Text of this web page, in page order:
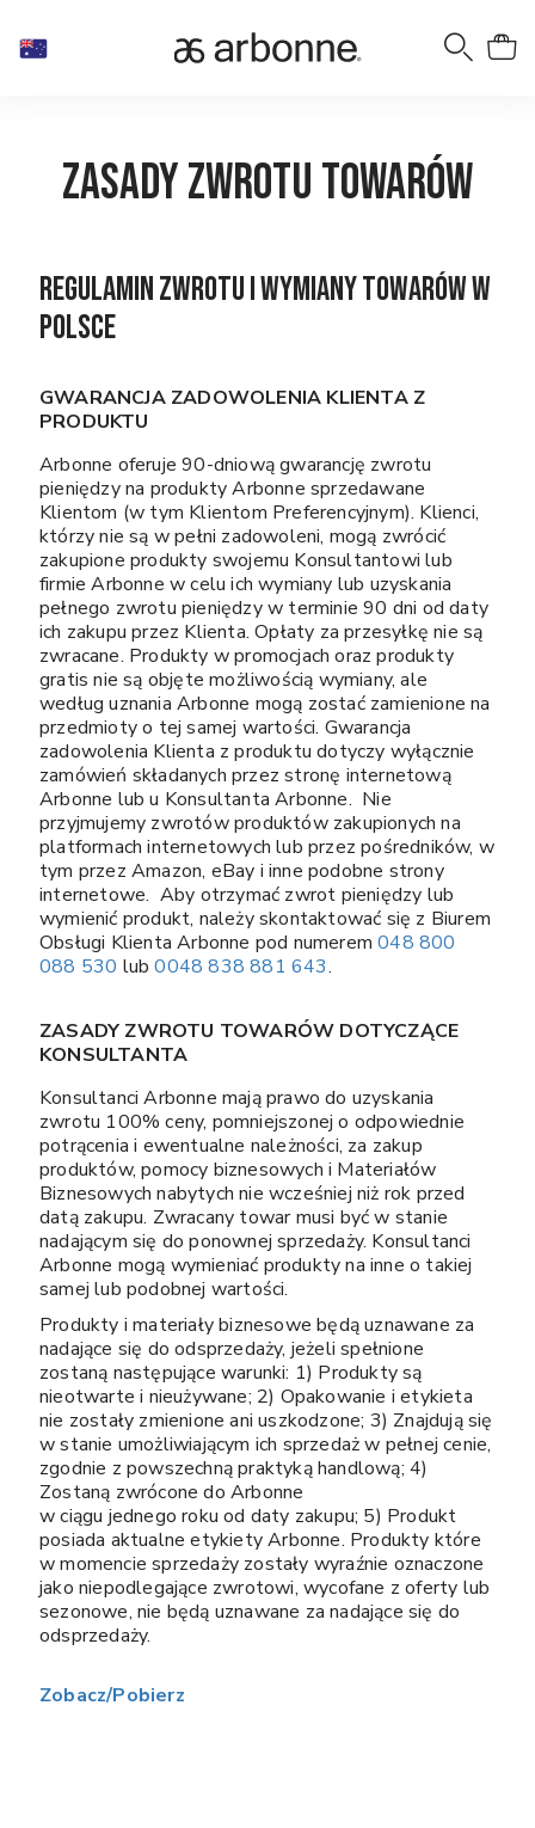
Zasady zwrotu towarów
Regulamin zwrotu i wymiany towarów w
Polsce
GWARANCJA ZADOWOLENIA KLIENTA Z
PRODUKTU
Arbonne oferuje 90-dniową gwarancję zwrotu
pieniędzy na produkty Arbonne sprzedawane
Klientom (w tym Klientom Preferencyjnym). Klienci,
którzy nie są w pełni zadowoleni, mogą zwrócić
zakupione produkty swojemu Konsultantowi lub
firmie Arbonne w celu ich wymiany lub uzyskania
pełnego zwrotu pieniędzy w terminie 90 dni od daty
ich zakupu przez Klienta. Opłaty za przesyłkę nie są
zwracane. Produkty w promocjach oraz produkty
gratis nie są objęte możliwością wymiany, ale
według uznania Arbonne mogą zostać zamienione na
przedmioty o tej samej wartości. Gwarancja
zadowolenia Klienta z produktu dotyczy wyłącznie
zamówień składanych przez stronę internetową
Arbonne lub u Konsultanta Arbonne. Nie
przyjmujemy zwrotów produktów zakupionych na
platformach internetowych lub przez pośredników, w
tym przez Amazon, eBay i inne podobne strony
internetowe. Aby otrzymać zwrot pieniędzy lub
wymienić produkt, należy skontaktować się z Biurem
Obsługi Klienta Arbonne pod numerem048 800
088 530 lub0048 838 881 643.
ZASADY ZWROTU TOWARÓW DOTYCZĄCE
KONSULTANTA
Konsultanci Arbonne mają prawo do uzyskania
zwrotu 100% ceny, pomniejszonej o odpowiednie
potrącenia i ewentualne należności, za zakup
produktów, pomocy biznesowych i Materiałów
Biznesowych nabytych nie wcześniej niż rok przed
datą zakupu. Zwracany towar musi być w stanie
nadającym się do ponownej sprzedaży. Konsultanci
Arbonne mogą wymieniać produkty na inne o takiej
samej lub podobnej wartości.
Produkty i materiały biznesowe będą uznawane za
nadające się do odsprzedaży, jeżeli spełnione
zostaną następujące warunki: 1) Produkty są
nieotwarte i nieużywane; 2) Opakowanie i etykieta
nie zostały zmienione ani uszkodzone; 3) Znajdują się
w stanie umożliwiającym ich sprzedaż w pełnej cenie,
zgodnie z powszechną praktyką handlową; 4)
Zostaną zwrócone do Arbonne
w ciągu jednego roku od daty zakupu; 5) Produkt
posiada aktualne etykiety Arbonne. Produkty które
w momencie sprzedaży zostały wyraźnie oznaczone
jako niepodlegające zwrotowi, wycofane z oferty lub
sezonowe, nie będą uznawane za nadające się do
odsprzedaży.
Zobacz/Pobierz